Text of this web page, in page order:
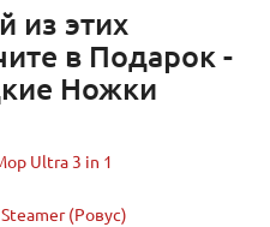
из этих
в Подарок -
Ножки
Ultra 3 in 1
(Ровус)